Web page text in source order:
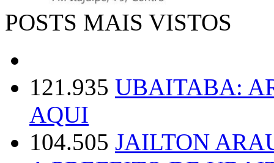
POSTS MAIS VISTOS
121.935 UBAITABA:
AQUI
104.505 JAILTON